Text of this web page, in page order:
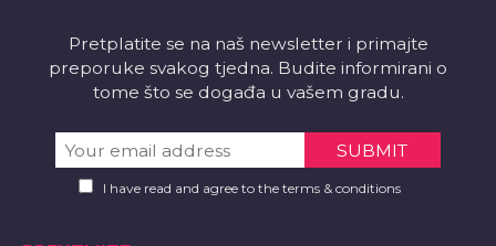
Pretplatite se na naš newsletter i primajte
preporuke svakog tjedna. Budite informirani o
tome što se događa u vašem gradu.
I have read and agree to the terms & conditions